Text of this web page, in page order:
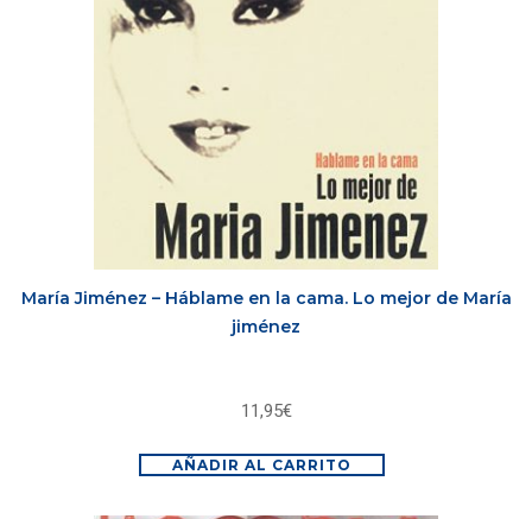
María Jiménez – Háblame en la cama. Lo mejor de María
jiménez
11,95€
AÑADIR AL CARRITO